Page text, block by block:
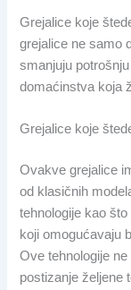
Grejalice koje
grejalice ne samo
smanjuju
domaćinstva koja
Grejalice koje
Ovakve grejalice
od klasičnih
tehnologije kao
koji omogućavaju
Ove tehnologije
postizanje željene